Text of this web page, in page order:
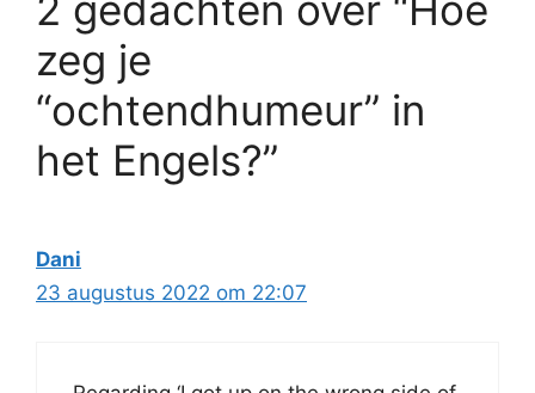
zeg je
“ochtendhumeur” in
het Engels?”
Dani
23 augustus 2022 om 22:07